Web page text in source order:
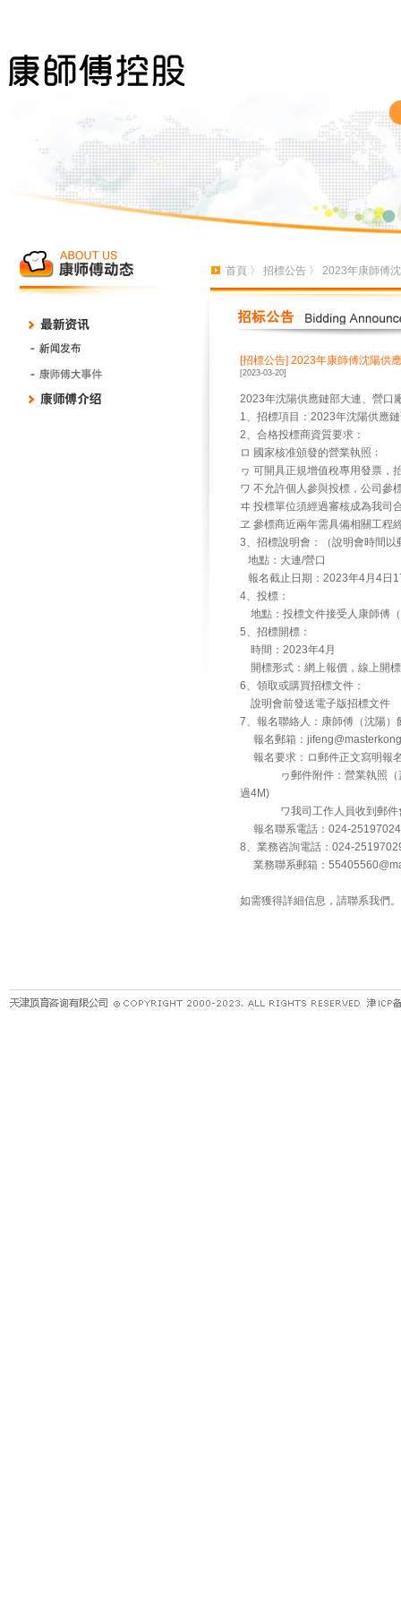
首頁 〉 招標公告 〉 2023年康師傅
[招標公告] 2023年康師傅沈陽供
[2023-03-20]
2023年沈陽供應鏈部大連、營口
1、招標項目：2023年沈陽供應
2、合格投標商資質要求：
ロ 國家核准頒發的營業執照﹔
ヮ 可開具正規增值稅專用發票，
ワ 不允許個人參與投標，公司參
ヰ 投標單位須經過審核成為我司
ヱ 參標商近兩年需具備相關工程
3、招標說明會：（說明會時間以
地點：大連/營口
報名截止日期：2023年4月4日
4、投標：
地點：投標文件接受人康師傅
5、招標開標：
時間：2023年4月
開標形式：網上報價，線上開標
6、領取或購買招標文件：
說明會前發送電子版招標文件
7、報名聯絡人：康師傅（沈陽）
報名郵箱：
報名要求：ロ郵件正文寫明報
ヮ郵件附件：營業執照（蓋公
過4M)
ワ我司工作人員收到郵件會
報名聯系電話：024-25197024
8、業務咨詢電話：024-
業務聯系郵箱：
如需獲得詳細信息，請聯系我們。